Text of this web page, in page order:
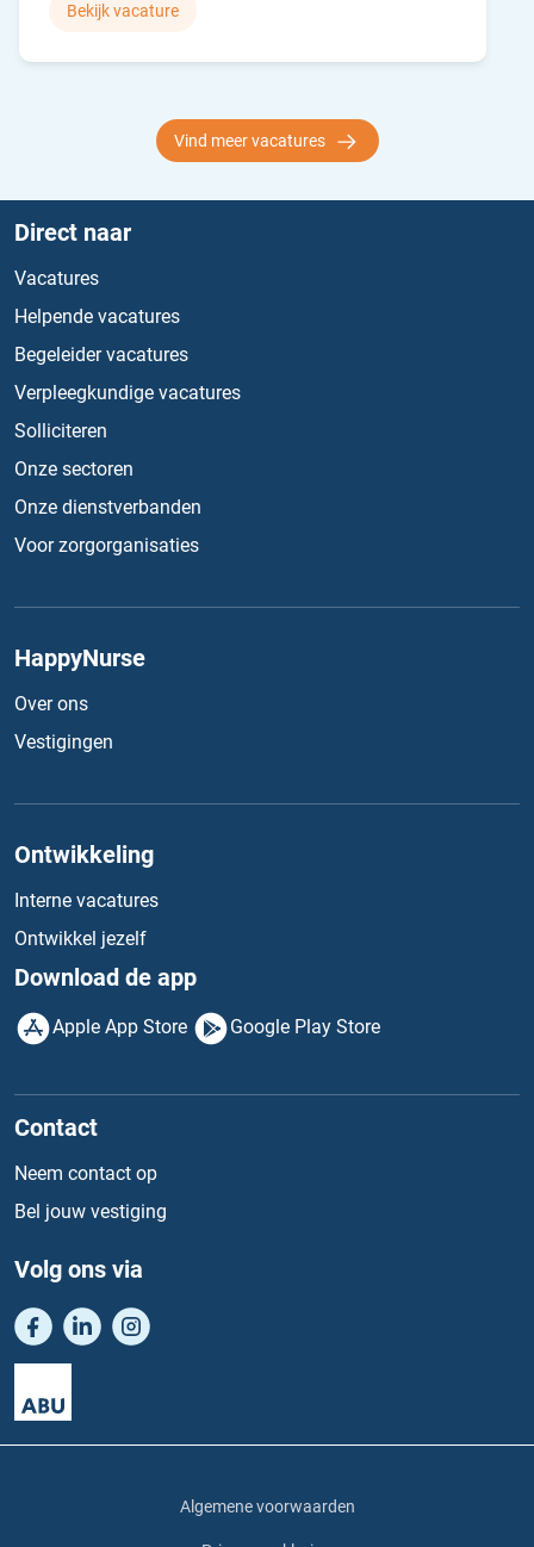
Bekijk vacature
Vind meer vacatures
Direct naar
Vacatures
Helpende vacatures
Begeleider vacatures
Verpleegkundige vacatures
Solliciteren
Onze sectoren
Onze dienstverbanden
Voor zorgorganisaties
HappyNurse
Over ons
Vestigingen
Ontwikkeling
Interne vacatures
Ontwikkel jezelf
Download de app
Apple App Store Google Play Store
Contact
Neem contact op
Bel jouw vestiging
Volg ons via
Algemene voorwaarden